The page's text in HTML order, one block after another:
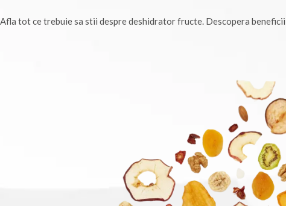
Afla tot ce trebuie sa stii despre deshidrator fructe. Descopera